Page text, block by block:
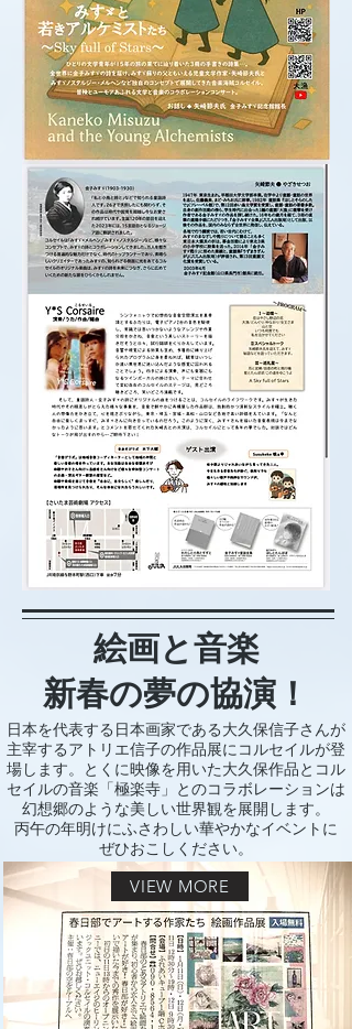
絵画と音楽
新春の夢の協演！​
​日本を代表する日本画家である大久保信子さんが
主宰するアトリエ信子の作品展にコルセイルが登
場します。とくに映像を用いた大久保作品とコル
セイルの音楽「極楽寺」とのコラボレーションは
幻想郷のような美しい世界観を展開します。
丙午の年明けにふさわしい華やかなイベントに
​ぜひおこしください。
VIEW MORE